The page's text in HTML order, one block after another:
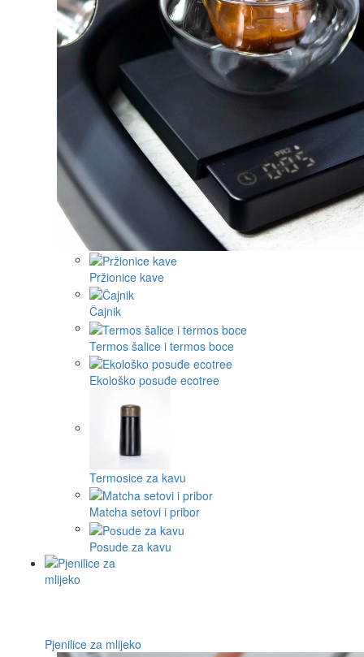
Pržionice kave
Čajnik
Termos šalice i termos boce
Ekološko posuđe ecotree
Termosice za kavu
Matcha setovi i pribor
Posude za kavu
Pjenilice za mlijeko